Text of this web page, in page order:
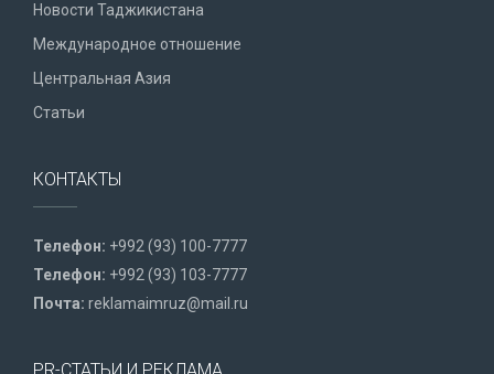
Новости Таджикистана
Международное отношение
Центральная Азия
Статьи
КОНТАКТЫ
Телефон: +992 (93) 100-7777
Телефон: +992 (93) 103-7777
Почта: reklamaimruz@mail.ru